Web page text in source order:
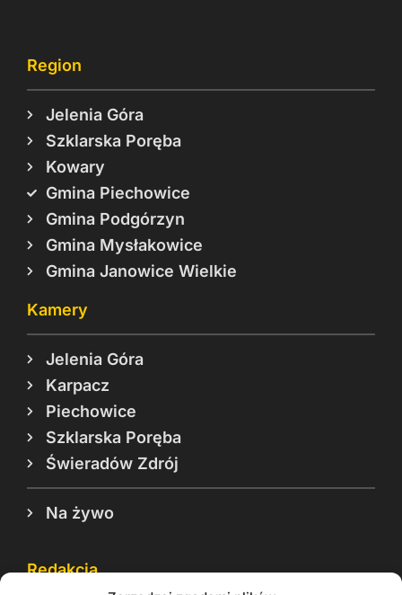
Region
Jelenia Góra
Szklarska Poręba
Kowary
Gmina Piechowice
Gmina Podgórzyn
Gmina Mysłakowice
Gmina Janowice Wielkie
Kamery
Jelenia Góra
Karpacz
Piechowice
Szklarska Poręba
Świeradów Zdrój
Na żywo
Redakcja